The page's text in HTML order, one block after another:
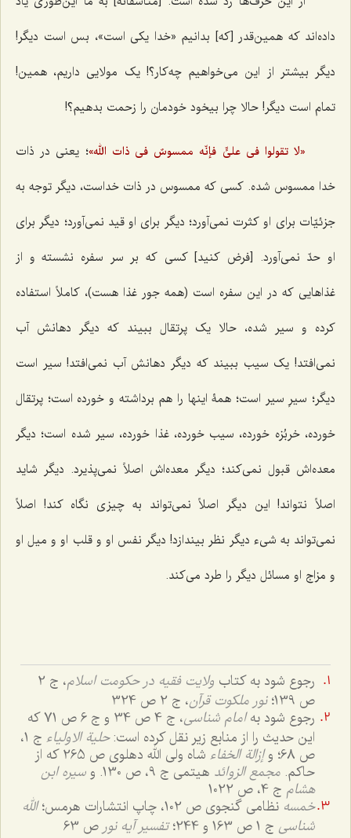
داده‌اند که همین‌قدر [که] بدانیم «خدا یکی است»، بس است دیگر!
دیگر بیشتر از این می‌خواهیم چه‌کار؟! یک مولایی داریم، همین!
تمام است دیگر! حالا چرا بیخود خودمان را زحمت بدهیم؟!
«لا تقولوا فی علیٍّ فإنّه ممسوسٌ فی ذات الله»؛ یعنی در ذات
خدا ممسوس شده. کسی که ممسوس در ذات خداست، دیگر توجه به
جزئیّات برای او کثرت نمی‌آورد؛ دیگر برای او قید نمی‌آورد؛ دیگر برای
او حدّ نمی‌آورد. [فرض کنید] کسی که بر سر سفره نشسته و از
غذا‌هایی که در این سفره است (همه جور غذا هست)، کاملاً استفاده
کرده و سیر شده، حالا یک پرتقال ببیند که دیگر دهانش آب
نمی‌افتد! یک سیب ببیند که دیگر دهانش آب نمی‌افتد! سیر است
دیگر؛ سیرِ سیر است؛ همۀ اینها را هم برداشته و خورده است؛ پرتقال
خورده، خربُزه خورده، سیب خورده، غذا خورده، سیر شده است؛ دیگر
معده‌اش قبول نمی‌کند؛ دیگر معده‌اش اصلاً نمی‌پذیرد. دیگر شاید
اصلاً نتواند! این دیگر اصلاً نمی‌تواند به چیزی نگاه کند! اصلاً
نمی‌تواند به شیء دیگر نظر بیندازد! دیگر نفس او و قلب او و میل او
و مزاج او مسائل دیگر را طرد می‌کند.
رجوع شود به کتاب ولایت فقیه در حکومت اسلام
، ج 2
ص 139؛
نور ملکوت قرآن، ج 2 ص 324
رجوع شود بهامام شناسی
، ج 4 ص 34 و ج 6 ص 71 که
این حدیث را از منابع زیر نقل کرده است:حلیة الاولیاء
ج 1،
ص 68؛ و
إزالة الخفاء
شاه ولی الله دهلوی ص 265 که از
حاکم. مجمع الزوائد هیتمی ج 9، ص 130. و
سیره ابن
هشام ج 4، ص 1022
خمسه نظامی گنجوی ص 102، چاپ انتشارات هرمس؛
الله
شناسی ج 1 ص 163 و 244؛ تفسیر آیه نور ص 63